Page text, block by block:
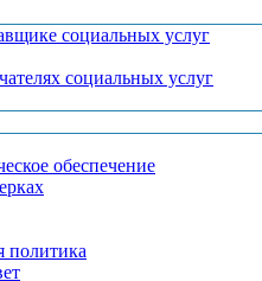
социальных услуг
социальных услуг
обеспечение
политика